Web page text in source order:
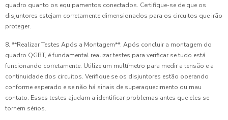
quadro quanto os equipamentos conectados. Certifique-se de que os
disjuntores estejam corretamente dimensionados para os circuitos que irão
proteger.
8. **Realizar Testes Após a Montagem**: Após concluir a montagem do
quadro QGBT, é fundamental realizar testes para verificar se tudo está
funcionando corretamente. Utilize um multímetro para medir a tensão e a
continuidade dos circuitos. Verifique se os disjuntores estão operando
conforme esperado e se não há sinais de superaquecimento ou mau
contato. Esses testes ajudam a identificar problemas antes que eles se
tornem sérios.